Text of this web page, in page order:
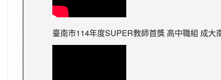
臺南市114年度SUPER教師首獎 高中職組 成大